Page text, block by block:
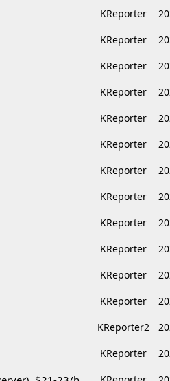
KReporter
KReporter
KReporter
KReporter
KReporter
KReporter
KReporter
KReporter
KReporter
KReporter
KReporter
KReporter
KReporter2
KReporter